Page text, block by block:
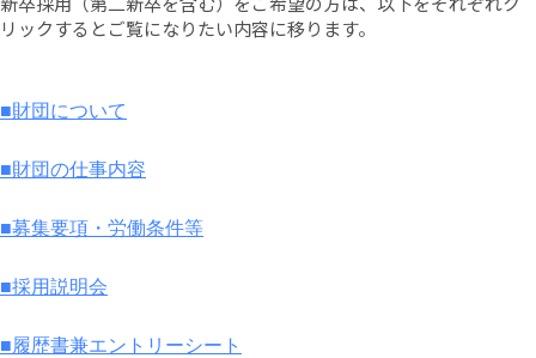
リックするとご覧になりたい内容に移ります。
■財団について
■財団の仕事内容
■募集要項・労働条件等
■採用説明会
■履歴書兼エントリーシート